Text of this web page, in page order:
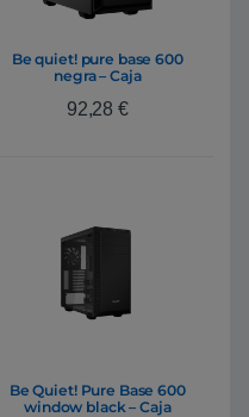
Be quiet! pure base 600
negra – Caja
92,28 €
Be Quiet! Pure Base 600
window black – Caja